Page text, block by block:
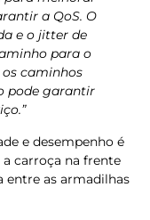
a QoS. O
e o jitter de
para o
caminhos
pode garantir
e desempenho é
carroça na frente
entre as armadilhas